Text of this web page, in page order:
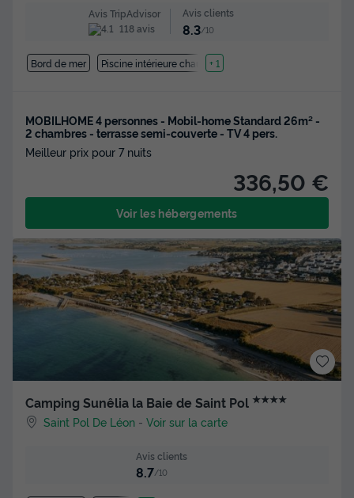
Avis TripAdvisor
118 avis
Avis clients
8.3/10
Bord de mer Piscine intérieure chauffée
+ 1
MOBILHOME 4 personnes - Mobil-home Standard 26m² -
2 chambres - terrasse semi-couverte - TV 4 pers.
Meilleur prix pour 7 nuits
336,50 €
Voir les hébergements
Camping Sunêlia la Baie de Saint Pol ★★★★
Saint Pol De Léon -Voir sur la carte
Avis clients
8.7/10